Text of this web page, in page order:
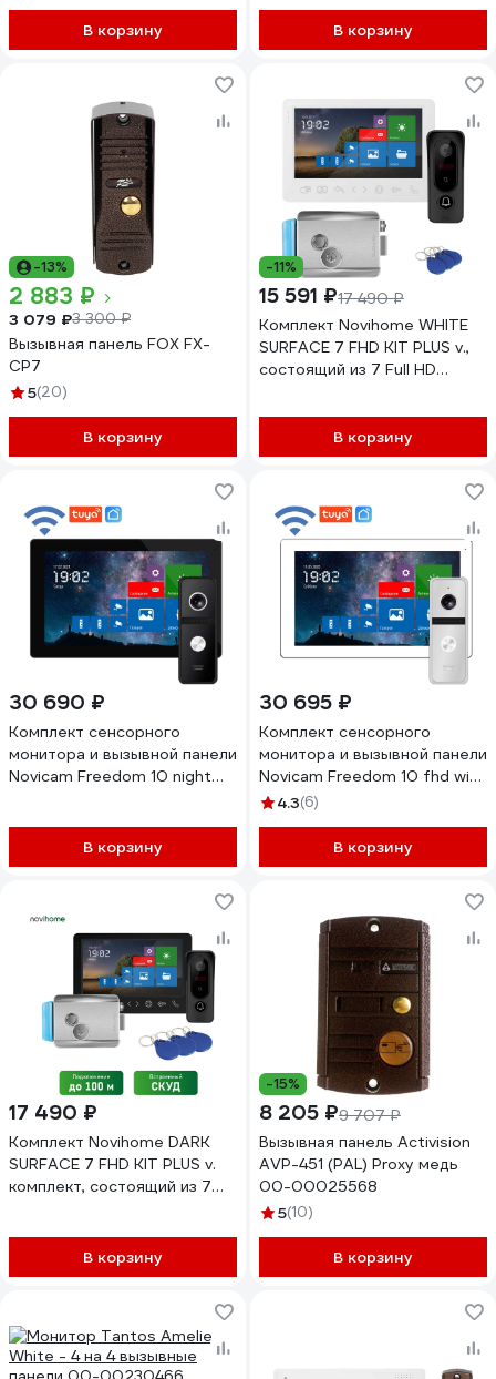
В корзину
электромеханический замок
В корзину
-13%
2 883 ₽
3 079 ₽3 300 ₽
Вызывная панель FOX FX-
CP7
5(20)
В корзину
-11%
15 591 ₽17 490 ₽
Комплект Novihome WHITE
SURFACE 7 FHD KIT PLUS v.,
состоящий из 7 Full HD
панели со СКУД и
электромеханического
замка 4297
В корзину
30 690 ₽
Комплект сенсорного
монитора и вызывной панели
Novicam Freedom 10 night
В корзину
30 695 ₽
Комплект сенсорного
монитора и вызывной панели
Novicam Freedom 10 fhd wifi
kit 4229
4.3(6)
В корзину
17 490 ₽
Комплект Novihome DARK
SURFACE 7 FHD KIT PLUS v.
комплект, состоящий из 7
электромеханического
замка 4298
В корзину
-15%
8 205 ₽9 707 ₽
Вызывная панель Activision
AVP-451 (PAL) Proxy медь
00-00025568
5(10)
В корзину